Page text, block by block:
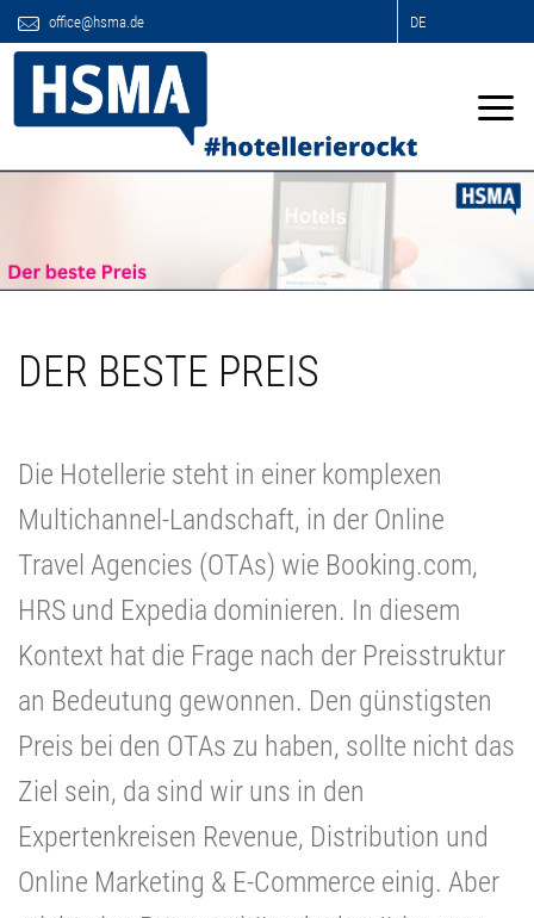
office@hsma.de DE
DER BESTE PREIS
Die Hotellerie steht in einer komplexen
Multichannel-Landschaft, in der Online
Travel Agencies (OTAs) wie Booking.com,
HRS und Expedia dominieren. In diesem
Kontext hat die Frage nach der Preisstruktur
an Bedeutung gewonnen. Den günstigsten
Preis bei den OTAs zu haben, sollte nicht das
Ziel sein, da sind wir uns in den
Expertenkreisen Revenue, Distribution und
Online Marketing & E-Commerce einig. Aber